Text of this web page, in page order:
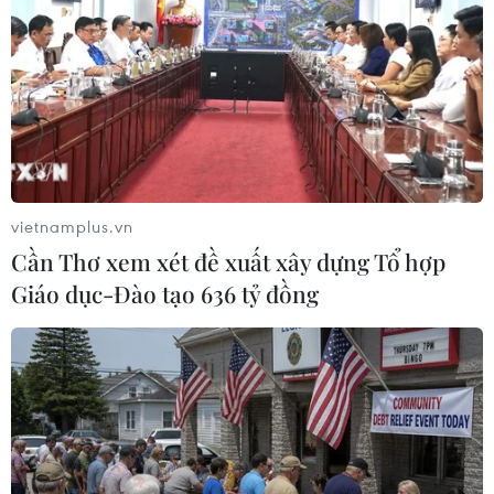
bigdata, fintech và retail cùng phát hành thẻ tín
dụng VIB trên toàn quốc. VIB cũng là ngân hàng
có độ phủ sóng truyền thông trên cả kênh
digital marketing và marketing truyền thống
hàng đầu trên thị trường.
VIB phá kỷ lục của các đối tác Mastercard tại Việt Nam và trong
vietnamplus.vn
Cần Thơ xem xét đề xuất xây dựng Tổ hợp
Giáo dục-Đào tạo 636 tỷ đồng